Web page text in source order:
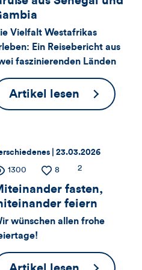
Likes
Vielfalt Westafrikas
Ein Reisebericht aus
faszinierenden Länden
Artikel lesen Grüße
aus
und
Gambia
| Datum:
23.03.2026
1300
Anzahl
der
Likes
8 2
fasten,
feiern
wünschen allen frohe